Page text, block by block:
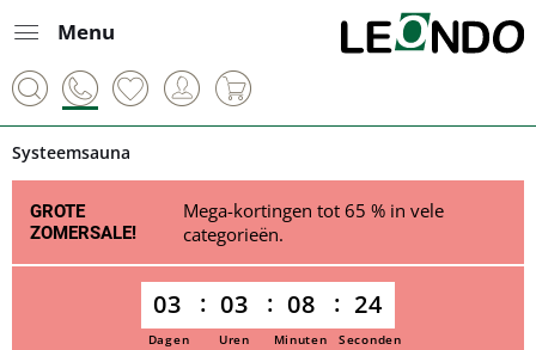
Menu
Systeemsauna
GROTE
ZOMERSALE!
Mega-kortingen tot 65 % in vele
categorieën.
03 03 08 24
Dagen Uren Minuten Seconden